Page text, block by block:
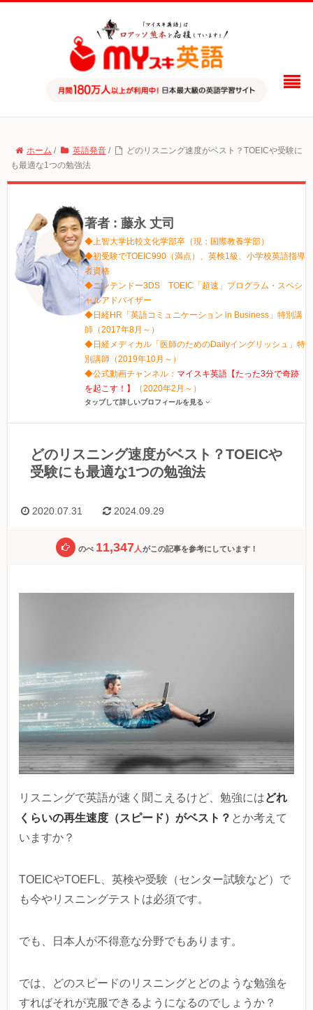
ホーム / 英語発音 /
どのリスニング速度がベスト？TOEICや受験に
も最適な1つの勉強法
著者 : 藤永 丈司
◆上智大学比較文化学部卒（現：国際教養学部）
◆初受験でTOEIC990（満点）、英検1級、小学校英語指導
者資格
◆ニンテンドー3DS TOEIC「超速」プログラム・スペシ
ャルアドバイザー
◆日経HR「英語コミュニケーション in Business」特別講
師（2017年8月～）
◆日経メディカル「医師のためのDailyイングリッシュ」特
別講師（2019年10月～）
◆公式動画チャンネル： マイスキ英語【たった3分で奇跡
を起こす！】
（2020年2月～）
タップして詳しいプロフィールを見る
どのリスニング速度がベスト？TOEICや
受験にも最適な1つの勉強法
2020.07.31 2024.09.29
のべ 11,347 人 がこの記事を参考にしています！
リスニングで英語が速く聞こえるけど、勉強にはどれ
くらいの再生速度（スピード）がベスト？ とか考えて
いますか？
TOEICやTOEFL、英検や受験（センター試験など）で
も今やリスニングテストは必須です。
でも、日本人が不得意な分野でもあります。
では、どのスピードのリスニングとどのような勉強を
すればそれが克服できるようになるのでしょうか？